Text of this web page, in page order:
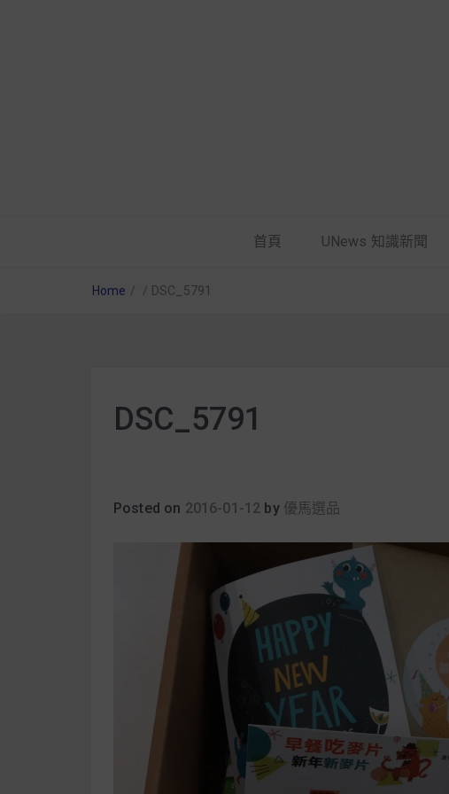
首頁 UNews 知識新聞
Home / / DSC_5791
DSC_5791
Posted on 2016-01-12 by 優馬選品